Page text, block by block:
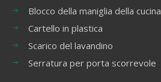
Blocco della maniglia della cucina
Cartello in plastica
Scarico del lavandino
Serratura per porta scorrevole